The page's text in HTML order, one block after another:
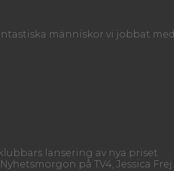
människor vi jobbat med
lansering av nya priset
på TV4, Jessica Frej